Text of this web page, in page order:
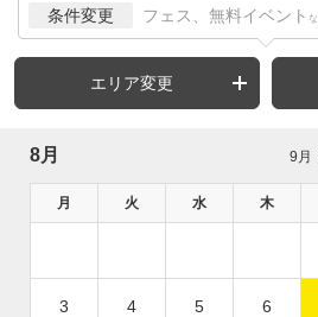
条件変更 フェス、無料イベント
エリア変更
8月 9月
月 火 水 木
3 4 5 6